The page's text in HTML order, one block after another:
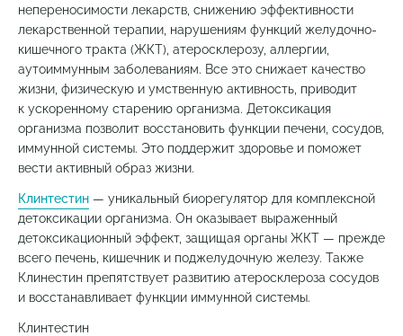
непереносимости лекарств, снижению эффективности
лекарственной терапии, нарушениям функций желудочно-
кишечного тракта (ЖКТ), атеросклерозу, аллергии,
аутоиммунным заболеваниям. Все это снижает качество
жизни, физическую и умственную активность, приводит
к ускоренному старению организма. Детоксикация
организма позволит восстановить функции печени, сосудов,
иммунной системы. Это поддержит здоровье и поможет
вести активный образ жизни.
Клинтестин — уникальный биорегулятор для комплексной
детоксикации организма. Он оказывает выраженный
детоксикационный эффект, защищая органы ЖКТ — прежде
всего печень, кишечник и поджелудочную железу. Также
Клинестин препятствует развитию атеросклероза сосудов
и восстанавливает функции иммунной системы.
Клинтестин